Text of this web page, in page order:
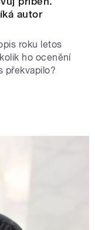
autor
roku letos
ho ocenění
překvapilo?